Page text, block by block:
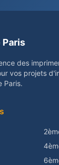
Paris
des
vos projets
Paris.